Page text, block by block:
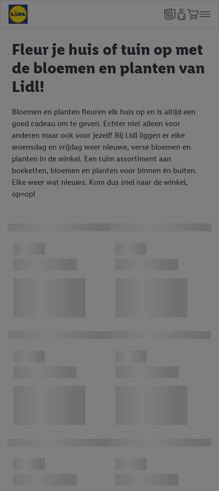
Fleur je huis of tuin op met
de bloemen en planten van
Lidl!
Bloemen en planten fleuren elk huis op en is altijd een
goed cadeau om te geven. Echter niet alleen voor
anderen maar ook voor jezelf! Bij Lidl liggen er elke
woensdag en vrijdag weer nieuwe, verse bloemen en
planten in de winkel. Een ruim assortiment aan
boeketten, bloemen en planten voor binnen én buiten.
Elke weer wat nieuws. Kom dus snel naar de winkel,
op=op!